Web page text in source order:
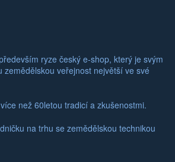
ryze český e-shop, který je svým
zemědělskou veřejnost největší ve své
než 60letou tradicí a zkušenostmi.
na trhu se zemědělskou technikou